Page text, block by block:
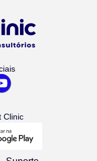
Clinic